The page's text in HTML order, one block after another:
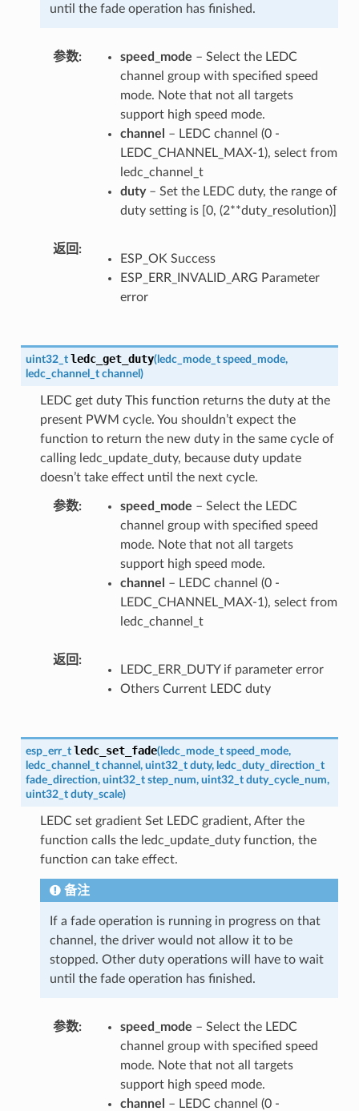
until the fade operation has finished.
参数 speed_mode – Select the LEDC
channel group with specified speed
mode. Note that not all targets
support high speed mode.
channel
– LEDC channel (0 -
LEDC_CHANNEL_MAX-1), select from
ledc_channel_t
duty– Set the LEDC duty, the range of
duty setting is [0, (2**duty_resolution)]
返回
ESP_OK Success
ESP_ERR_INVALID_ARG Parameter
error
uint32_t ledc_get_duty(ledc_mode_t speed_mode,
ledc_channel_t channel )
LEDC get duty This function returns the duty at the
present PWM cycle. You shouldn’t expect the
function to return the new duty in the same cycle of
calling ledc_update_duty, because duty update
doesn’t take effect until the next cycle.
参数 speed_mode – Select the LEDC
channel group with specified speed
mode. Note that not all targets
support high speed mode.
channel
– LEDC channel (0 -
LEDC_CHANNEL_MAX-1), select from
ledc_channel_t
返回
LEDC_ERR_DUTY if parameter error
Others Current LEDC duty
esp_err_t ledc_set_fade(ledc_mode_t speed_mode,
ledc_channel_t channel , uint32_t duty, ledc_duty_direction_t
fade_direction, uint32_t step_num, uint32_t duty_cycle_num,
uint32_t duty_scale)
LEDC set gradient Set LEDC gradient, After the
function calls the ledc_update_duty function, the
function can take effect.
备注
If a fade operation is running in progress on that
channel, the driver would not allow it to be
stopped. Other duty operations will have to wait
until the fade operation has finished.
参数 speed_mode – Select the LEDC
channel group with specified speed
mode. Note that not all targets
support high speed mode.
channel
– LEDC channel (0 -